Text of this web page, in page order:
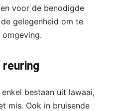
voor de benodigde
gelegenheid om te
bestaan uit lawaai,
mis. Ook in bruisende